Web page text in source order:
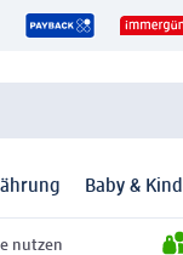
Baby & Kind
nutzen